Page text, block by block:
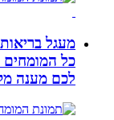
מעגל בריאות ויופי
כל המומחים
לכם מענה מקצועי